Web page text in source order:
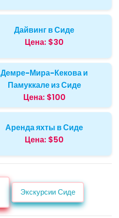
Дайвинг в Сиде
Цена: $30
Демре-Мира-Кекова и
Памуккале из Сиде
Цена: $100
Аренда яхты в Сиде
Цена: $50
Экскурсии Сиде